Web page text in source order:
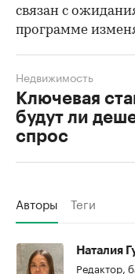
связан с
программе
Ключевая
будут ли
спрос
Недвижимость
Авторы Теги
Наталия
Редактор,